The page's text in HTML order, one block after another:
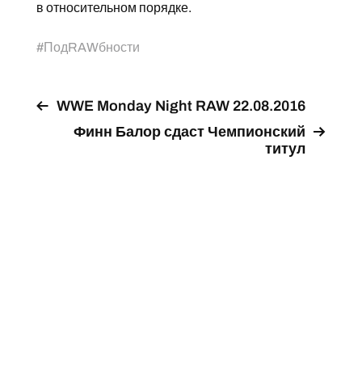
в относительном порядке.
#ПодRAWбности
WWE Monday Night RAW 22.08.2016
Финн Балор сдаст Чемпионский
титул